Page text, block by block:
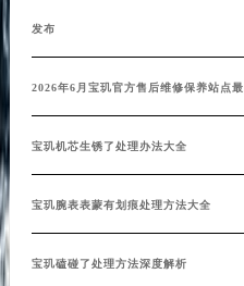
发布
2026年6月宝玑官方售后维修保养站点
宝玑机芯生锈了处理办法大全
宝玑腕表表蒙有划痕处理方法大全
宝玑磕碰了处理方法深度解析